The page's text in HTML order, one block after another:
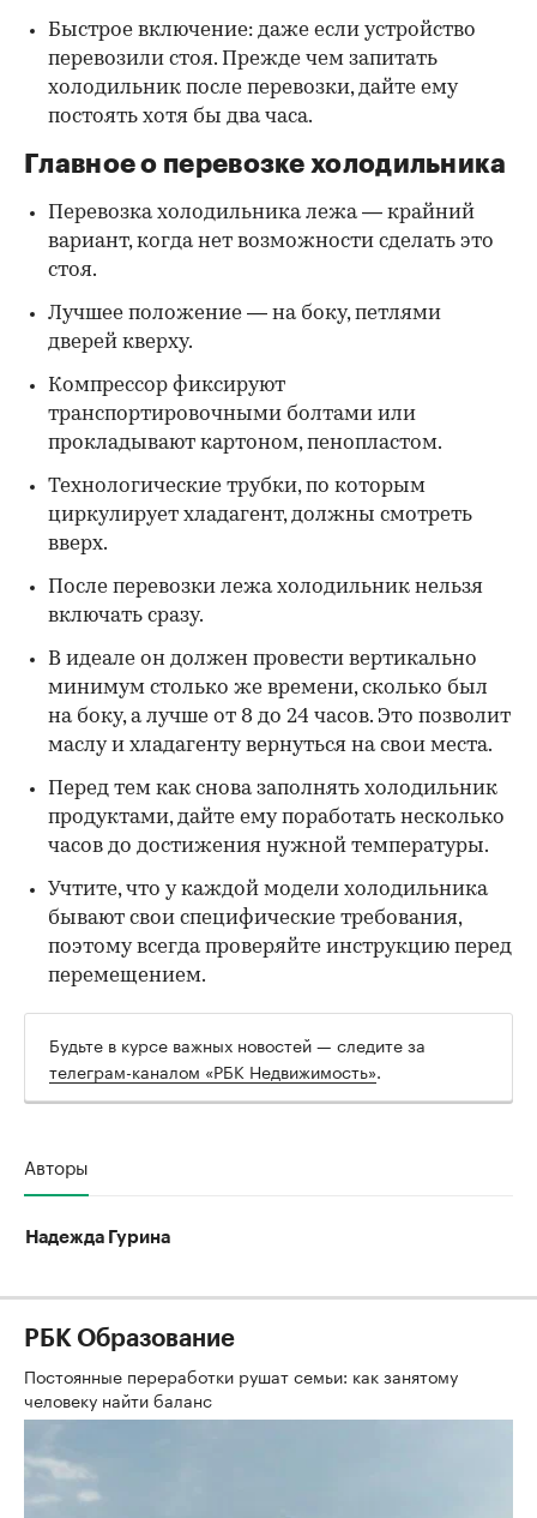
Быстрое включение: даже если устройство
перевозили стоя. Прежде чем запитать
холодильник после перевозки, дайте ему
постоять хотя бы два часа.
Главное о перевозке холодильника
Перевозка холодильника лежа — крайний
вариант, когда нет возможности сделать это
стоя.
Лучшее положение — на боку, петлями
дверей кверху.
Компрессор фиксируют
транспортировочными болтами или
прокладывают картоном, пенопластом.
Технологические трубки, по которым
циркулирует хладагент, должны смотреть
вверх.
После перевозки лежа холодильник нельзя
включать сразу.
В идеале он должен провести вертикально
минимум столько же времени, сколько был
на боку, а лучше от 8 до 24 часов. Это позволит
маслу и хладагенту вернуться на свои места.
Перед тем как снова заполнять холодильник
продуктами, дайте ему поработать несколько
часов до достижения нужной температуры.
Учтите, что у каждой модели холодильника
бывают свои специфические требования,
поэтому всегда проверяйте инструкцию перед
перемещением.
Будьте в курсе важных новостей — следите за
телеграм-каналом «РБК Недвижимость».
Авторы
Надежда Гурина
РБК Образование
Постоянные переработки рушат семьи: как занятому
человеку найти баланс